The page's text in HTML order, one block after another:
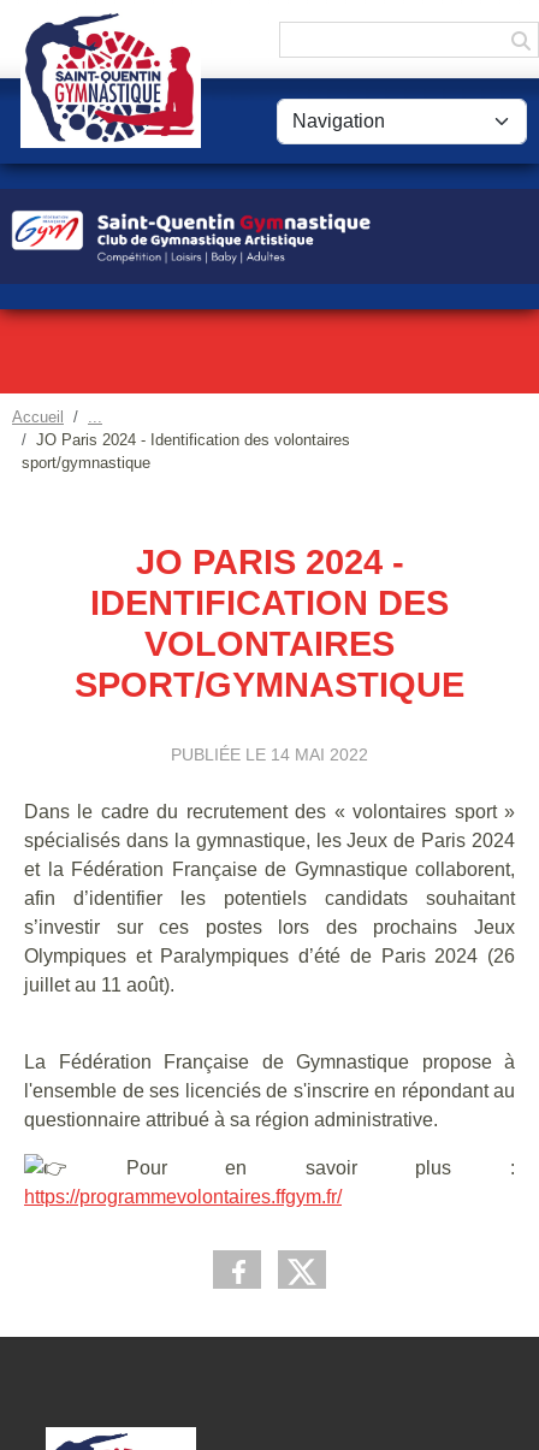
Accueil
JO Paris 2024 - Identification des volontaires
sport/gymnastique
JO PARIS 2024 -
IDENTIFICATION DES
VOLONTAIRES
SPORT/GYMNASTIQUE
PUBLIÉE LE 14 MAI 2022
Dans le cadre du recrutement des « volontaires sport »
spécialisés dans la gymnastique, les Jeux de Paris 2024
et la Fédération Française de Gymnastique collaborent,
afin d’identifier les potentiels candidats souhaitant
s’investir sur ces postes lors des prochains Jeux
Olympiques et Paralympiques d’été de Paris 2024 (26
juillet au 11 août).
La Fédération Française de Gymnastique propose à
l'ensemble de ses licenciés de s'inscrire en répondant au
questionnaire attribué à sa région administrative.
Pour en savoir plus :
https://programmevolontaires.ffgym.fr/
Panneau de gestion des cookies